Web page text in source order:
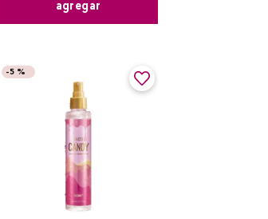
agregar
-5 %